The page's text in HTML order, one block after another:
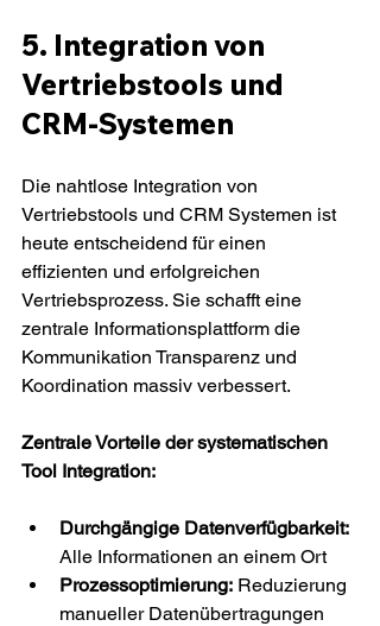
5. Integration von
Vertriebstools und
CRM-Systemen
Die nahtlose Integration von
Vertriebstools und CRM Systemen ist
heute entscheidend für einen
effizienten und erfolgreichen
Vertriebsprozess. Sie schafft eine
zentrale Informationsplattform die
Kommunikation Transparenz und
Koordination massiv verbessert.
Zentrale Vorteile der systematischen
Tool Integration:
Durchgängige Datenverfügbarkeit:
Alle Informationen an einem Ort
Prozessoptimierung: Reduzierung
manueller Datenübertragungen